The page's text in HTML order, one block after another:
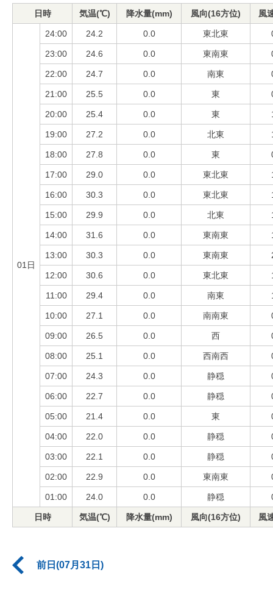
日時 気温(℃) 降水量(mm) 風向(16方位) 風
01日
24:00 24.2 0.0 東北東
23:00 24.6 0.0 東南東
22:00 24.7 0.0 南東
21:00 25.5 0.0 東
20:00 25.4 0.0 東
19:00 27.2 0.0 北東
18:00 27.8 0.0 東
17:00 29.0 0.0 東北東
16:00 30.3 0.0 東北東
15:00 29.9 0.0 北東
14:00 31.6 0.0 東南東
13:00 30.3 0.0 東南東
12:00 30.6 0.0 東北東
11:00 29.4 0.0 南東
10:00 27.1 0.0 南南東
09:00 26.5 0.0 西
08:00 25.1 0.0 西南西
07:00 24.3 0.0 静穏
06:00 22.7 0.0 静穏
05:00 21.4 0.0 東
04:00 22.0 0.0 静穏
03:00 22.1 0.0 静穏
02:00 22.9 0.0 東南東
01:00 24.0 0.0 静穏
日時 気温(℃) 降水量(mm) 風向(16方位) 風
前日(07月31日)